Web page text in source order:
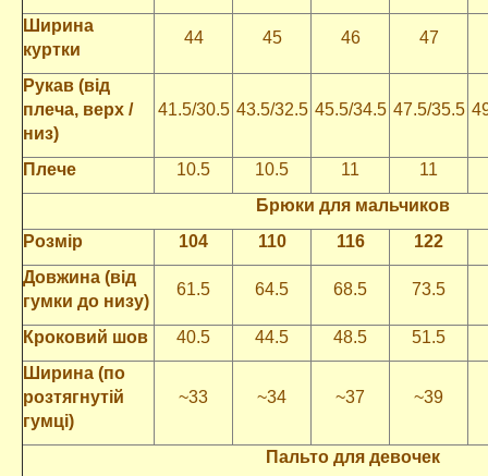
Ширина
куртки
44 45 46 47
Рукав (від
плеча, верх /
низ)
41.5/30.5 43.5/32.5 45.5/34.5 47.5/35.5
Плече 10.5 10.5 11
11
Брюки для мальчиков
Розмір
104 110 116
122
Довжина (від
гумки до низу)
61.5 64.5 68.5 73.5
Кроковий шов 40.5 44.5 48.5
51.5
Ширина (по
розтягнутій
гумці)
~33 ~34 ~37 ~39
Пальто для девочек